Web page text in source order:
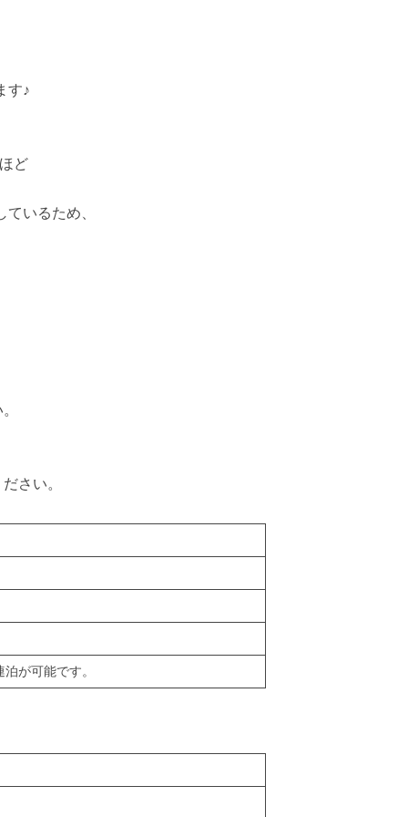
す♪
ど
いるため、
さい。
が可能です。